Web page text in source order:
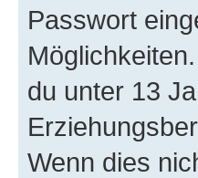
Passwort
du unter 13
Wenn dies